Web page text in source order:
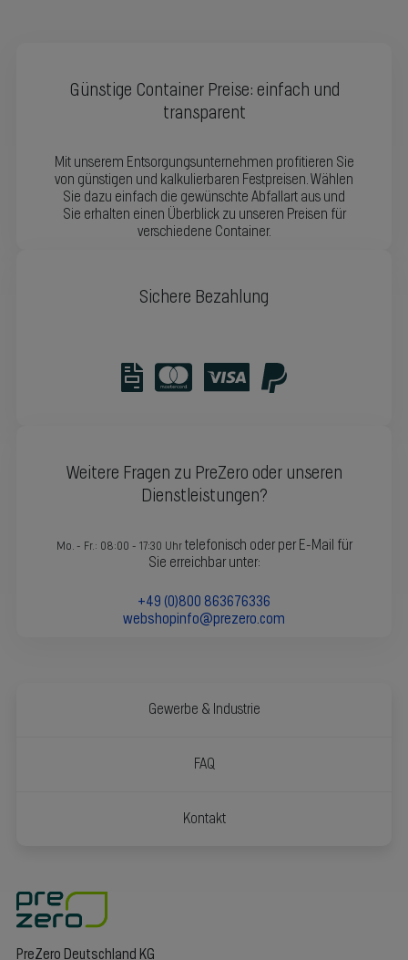
Günstige Container Preise: einfach und
transparent
Mit unserem Entsorgungsunternehmen profitieren Sie
von günstigen und kalkulierbaren Festpreisen. Wählen
Sie dazu einfach die gewünschte Abfallart aus und
Sie erhalten einen Überblick zu unseren Preisen für
verschiedene Container.
Sichere Bezahlung
Weitere Fragen zu PreZero oder unseren
Dienstleistungen?
Mo. - Fr.: 08:00 - 17:30 Uhrtelefonisch oder per E-Mail für
Sie erreichbar unter:
+49 (0)800 863676336
webshopinfo@prezero.com
Gewerbe & Industrie
FAQ
Kontakt
PreZero Deutschland KG